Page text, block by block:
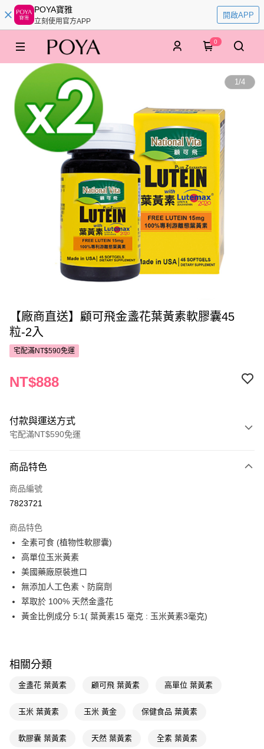
POYA寶雅
立刻使用官方APP
開啟APP
0
1/4
【廠商直送】顧可飛金盞花葉黃素軟膠囊45
粒-2入
宅配滿NT$590免運
NT$888
付款與運送方式
宅配滿NT$590免運
POYA支付
信用卡一次付款
Apple Pay
街口支付
悠遊付
Google Pay
AFTEE先享後付是「在收到商品之後才付款」的支付方式。 讓您購物簡單
１．簡單：不需註冊會員、不需綁卡、不需儲值。
３．安心：先確認商品／服務後，再付款。
１．於結帳方式選擇「AFTEE先享後付」後，將跳轉至「AFTEE先享後付」
運送方式
宅配(廠商直送🚚)
每筆NT$100，滿NT$590(含以上)免運費
每筆NT$300
商品特色
商品編號
7823721
商品特色
全素可食 (植物性軟膠囊)
高單位玉米黃素
美國藥廠原裝進口
無添加人工色素、防腐劑
萃取於 100% 天然金盞花
黃金比例成分 5:1( 葉黃素15 毫克 : 玉米黃素3毫克)
相關分類
金盞花 葉黃素 顧可飛 葉黃素 高單位 葉黃素
玉米 葉黃素 玉米 黃金 保健食品 葉黃素
軟膠囊 葉黃素 天然 葉黃素 全素 葉黃素